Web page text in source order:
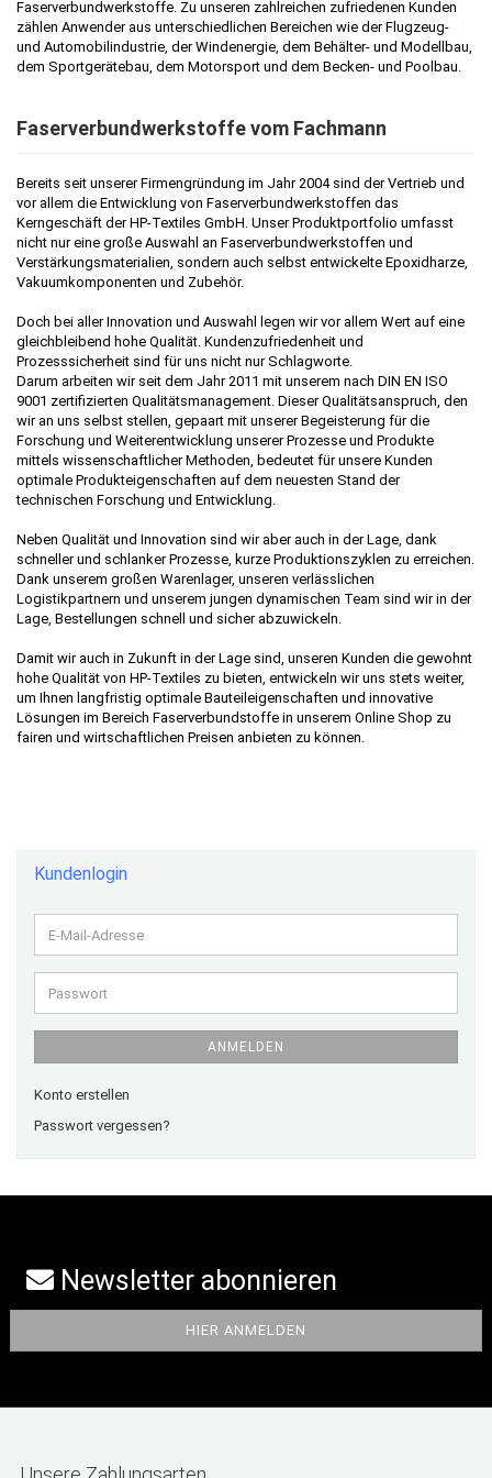
Faserverbundwerkstoffe. Zu unseren zahlreichen zufriedenen Kunden
zählen Anwender aus unterschiedlichen Bereichen wie der Flugzeug-
und Automobilindustrie, der Windenergie, dem Behälter- und Modellbau,
dem Sportgerätebau, dem Motorsport und dem Becken- und Poolbau.
Faserverbundwerkstoffe vom Fachmann
Bereits seit unserer Firmengründung im Jahr 2004 sind der Vertrieb und
vor allem die Entwicklung von Faserverbundwerkstoffen das
Kerngeschäft der HP-Textiles GmbH. Unser Produktportfolio umfasst
nicht nur eine große Auswahl an Faserverbundwerkstoffen und
Verstärkungsmaterialien, sondern auch selbst entwickelte Epoxidharze,
Vakuumkomponenten und Zubehör.
Doch bei aller Innovation und Auswahl legen wir vor allem Wert auf eine
gleichbleibend hohe Qualität. Kundenzufriedenheit und
Prozesssicherheit sind für uns nicht nur Schlagworte.
Darum arbeiten wir seit dem Jahr 2011 mit unserem nach DIN EN ISO
9001 zertifizierten Qualitätsmanagement. Dieser Qualitätsanspruch, den
wir an uns selbst stellen, gepaart mit unserer Begeisterung für die
Forschung und Weiterentwicklung unserer Prozesse und Produkte
mittels wissenschaftlicher Methoden, bedeutet für unsere Kunden
optimale Produkteigenschaften auf dem neuesten Stand der
technischen Forschung und Entwicklung.
Neben Qualität und Innovation sind wir aber auch in der Lage, dank
schneller und schlanker Prozesse, kurze Produktionszyklen zu erreichen.
Dank unserem großen Warenlager, unseren verlässlichen
Logistikpartnern und unserem jungen dynamischen Team sind wir in der
Lage, Bestellungen schnell und sicher abzuwickeln.
Damit wir auch in Zukunft in der Lage sind, unseren Kunden die gewohnt
hohe Qualität von HP-Textiles zu bieten, entwickeln wir uns stets weiter,
um Ihnen langfristig optimale Bauteileigenschaften und innovative
Lösungen im Bereich Faserverbundstoffe in unserem Online Shop zu
fairen und wirtschaftlichen Preisen anbieten zu können.
Kundenlogin
E-
Mail-
Adresse
Passwort
ANMELDEN
Konto erstellen
Passwort vergessen?
Newsletter abonnieren